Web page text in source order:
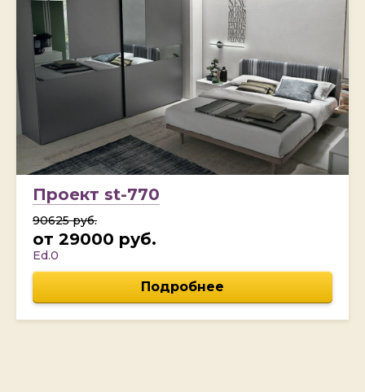
Проект st-770
90625 руб.
от 29000 руб.
Ed.0
Подробнее